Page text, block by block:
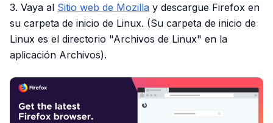
3. Vaya al Sitio web de Mozilla y descargue Firefox en
su carpeta de inicio de Linux. (Su carpeta de inicio de
Linux es el directorio "Archivos de Linux" en la
aplicación Archivos).